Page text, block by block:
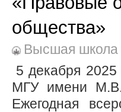
общества»
Высшая школа
5 декабря 2025
МГУ имени М.В.
Ежегодная